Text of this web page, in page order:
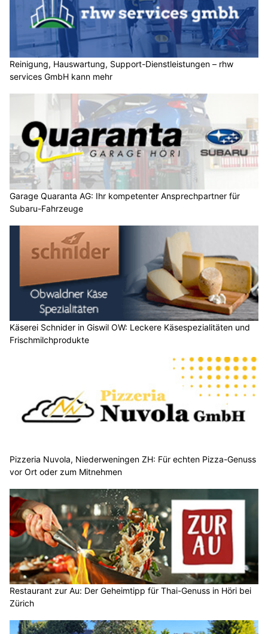
Reinigung, Hauswartung, Support-Dienstleistungen – rhw
services GmbH kann mehr
Garage Quaranta AG: Ihr kompetenter Ansprechpartner für
Subaru-Fahrzeuge
Käserei Schnider in Giswil OW: Leckere Käsespezialitäten und
Frischmilchprodukte
Pizzeria Nuvola, Niederweningen ZH: Für echten Pizza-Genuss
vor Ort oder zum Mitnehmen
Restaurant zur Au: Der Geheimtipp für Thai-Genuss in Höri bei
Zürich